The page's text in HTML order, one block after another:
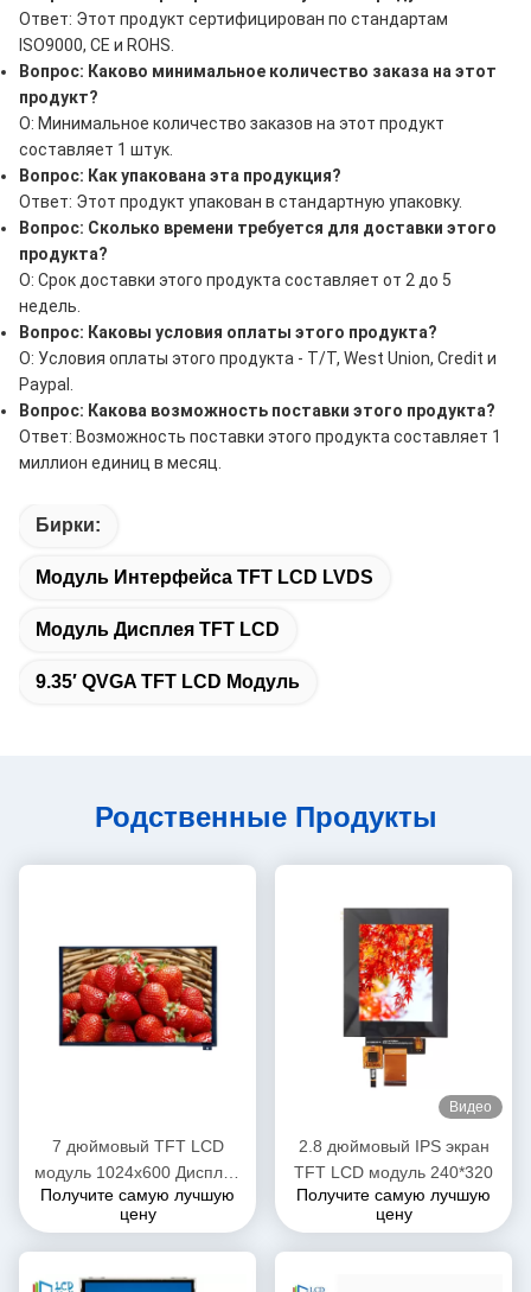
Ответ: Этот продукт сертифицирован по стандартам
ISO9000, CE и ROHS.
Вопрос: Каково минимальное количество заказа на этот
продукт?
О: Минимальное количество заказов на этот продукт
составляет 1 штук.
Вопрос: Как упакована эта продукция?
Ответ: Этот продукт упакован в стандартную упаковку.
Вопрос: Сколько времени требуется для доставки этого
продукта?
О: Срок доставки этого продукта составляет от 2 до 5
недель.
Вопрос: Каковы условия оплаты этого продукта?
О: Условия оплаты этого продукта - T/T, West Union, Credit и
Paypal.
Вопрос: Какова возможность поставки этого продукта?
Ответ: Возможность поставки этого продукта составляет 1
миллион единиц в месяц.
Бирки:
Модуль Интерфейса TFT LCD LVDS
Модуль Дисплея TFT LCD
9.35′ QVGA TFT LCD Модуль
Родственные Продукты
7 дюймовый TFT LCD
модуль 1024x600 Дисплей
для автомобилей с CPT
Touch IPS широким углом
просмотра
Получите самую лучшую
цену
Видео
2.8 дюймовый IPS экран
TFT LCD модуль 240*320
Получите самую лучшую
цену